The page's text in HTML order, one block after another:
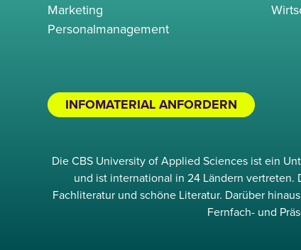
Marketing
Personalmanagement
INFOMATERIAL ANFORDERN
Die CBS University of Applied Sciences ist ein
und ist international in 24 Ländern
Fachliteratur und schöne Literatur. Darüber
Fernfach- und